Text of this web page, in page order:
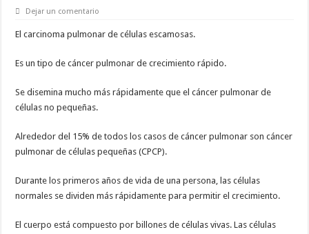
Dejar un comentario
El carcinoma pulmonar de células escamosas.
Es un tipo de cáncer pulmonar de crecimiento rápido.
Se disemina mucho más rápidamente que el cáncer pulmonar de
células no pequeñas.
Alrededor del 15% de todos los casos de cáncer pulmonar son cáncer
pulmonar de células pequeñas (CPCP).
Durante los primeros años de vida de una persona, las células
normales se dividen más rápidamente para permitir el crecimiento.
El cuerpo está compuesto por billones de células vivas. Las células